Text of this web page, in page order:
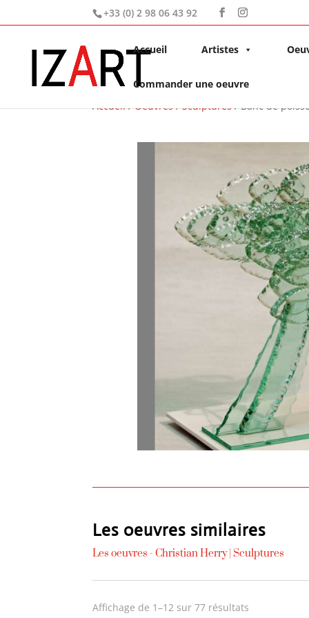
+33 (0) 2 98 06 43 92
Accueil Artistes
Commander une oeuvre
Accueil/Oeuvres/Sculptures/ Banc de
Les oeuvres similaires
Les oeuvres -Christian Herry| Sculptures
Affichage de 1–12 sur 77 résultats